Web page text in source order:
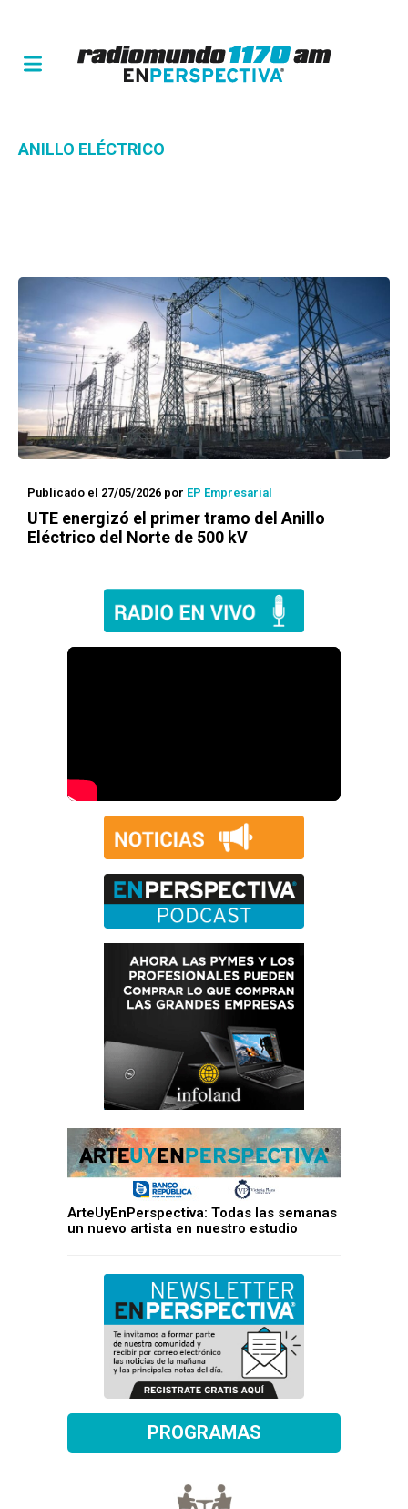
ANILLO ELÉCTRICO
Publicado el 27/05/2026 por EP Empresarial
UTE energizó el primer tramo del Anillo
Eléctrico del Norte de 500 kV
ArteUyEnPerspectiva: Todas las semanas
un nuevo artista en nuestro estudio
PROGRAMAS